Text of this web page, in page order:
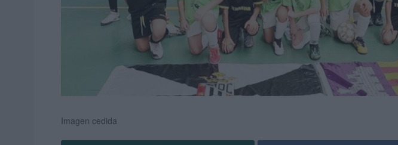
Imagen cedida